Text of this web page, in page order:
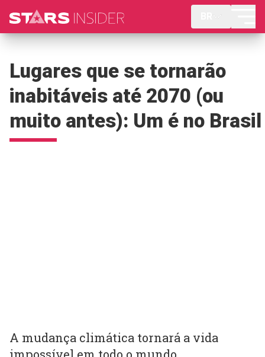
Lugares que se tornarão
inabitáveis até 2070 (ou
muito antes): Um é no Brasil
A mudança climática tornará a vida